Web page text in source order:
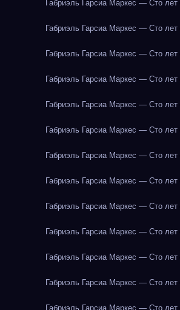
Габриэль Гарсиа Маркес — Сто лет
Габриэль Гарсиа Маркес — Сто лет
Габриэль Гарсиа Маркес — Сто лет
Габриэль Гарсиа Маркес — Сто лет
Габриэль Гарсиа Маркес — Сто лет
Габриэль Гарсиа Маркес — Сто лет
Габриэль Гарсиа Маркес — Сто лет
Габриэль Гарсиа Маркес — Сто лет
Габриэль Гарсиа Маркес — Сто лет
Габриэль Гарсиа Маркес — Сто лет
Габриэль Гарсиа Маркес — Сто лет
Габриэль Гарсиа Маркес — Сто лет
Габриэль Гарсиа Маркес — Сто лет